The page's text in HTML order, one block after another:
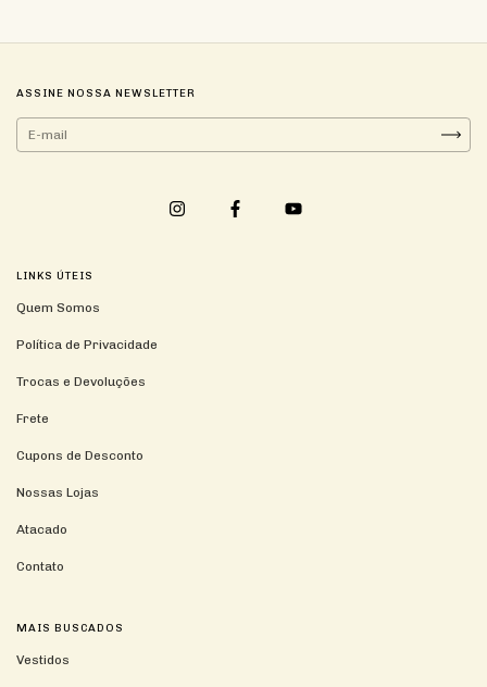
ASSINE NOSSA NEWSLETTER
LINKS ÚTEIS
Quem Somos
Política de Privacidade
Trocas e Devoluções
Frete
Cupons de Desconto
Nossas Lojas
Atacado
Contato
MAIS BUSCADOS
Vestidos